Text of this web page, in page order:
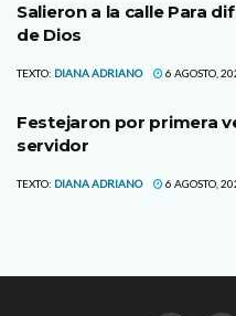
Salieron a la calle Para
de Dios
TEXTO: DIANA ADRIANO 6 AGOSTO,
Festejaron por primera
servidor
TEXTO: DIANA ADRIANO 6 AGOSTO,